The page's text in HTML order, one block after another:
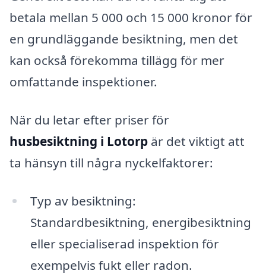
betala mellan 5 000 och 15 000 kronor för
en grundläggande besiktning, men det
kan också förekomma tillägg för mer
omfattande inspektioner.
När du letar efter priser för
husbesiktning i Lotorp är det viktigt att
ta hänsyn till några nyckelfaktorer:
Typ av besiktning:
Standardbesiktning, energibesiktning
eller specialiserad inspektion för
exempelvis fukt eller radon.